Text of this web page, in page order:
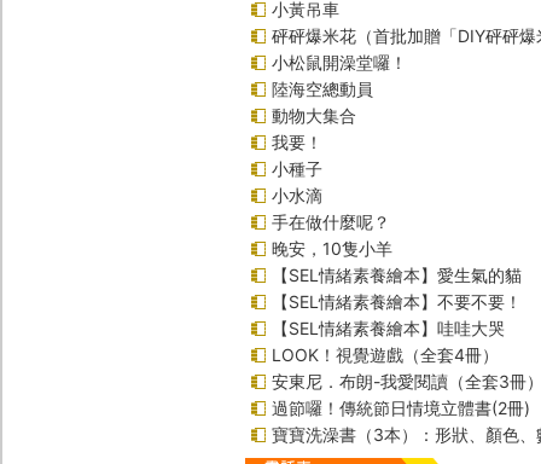
小黃吊車
砰砰爆米花（首批加贈「DIY砰砰
小松鼠開澡堂囉！
陸海空總動員
動物大集合
我要！
小種子
小水滴
手在做什麼呢？
晚安，10隻小羊
【SEL情緒素養繪本】愛生氣的貓
【SEL情緒素養繪本】不要不要！
【SEL情緒素養繪本】哇哇大哭
LOOK！視覺遊戲（全套4冊）
安東尼．布朗-我愛閱讀（全套3冊
過節囉！傳統節日情境立體書(2冊)
寶寶洗澡書（3本）：形狀、顏色、